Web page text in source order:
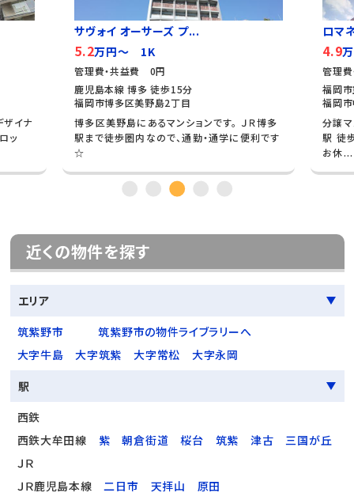
イナ
ッ
サヴォイ オーサーズ プ...
5.2万円～ 1K
管理費・共益費 0円
鹿児島本線 博多 徒歩15分
福岡市博多区美野島2丁目
博多区美野島にあるマンションです。 ＪＲ博多
駅まで徒歩圏内なので、通勤・通学に便利です
☆
ロマ
4.9
管理
福岡
福岡
分譲
駅 徒
お休...
近くの物件を探す
エリア
筑紫野市
筑紫野市の物件ライブラリーへ
大字牛島
大字筑紫 大字常松
大字永岡
駅
西鉄
西鉄大牟田線
紫 朝倉街道 桜台 筑紫 津古
三国が丘
ＪＲ
ＪＲ鹿児島本線
二日市 天拝山
原田